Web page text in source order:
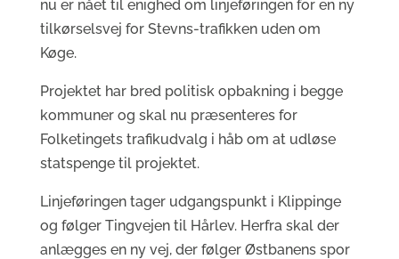
nu er nået til enighed om linjeføringen for en ny
tilkørselsvej for Stevns-trafikken uden om
Køge.
Projektet har bred politisk opbakning i begge
kommuner og skal nu præsenteres for
Folketingets trafikudvalg i håb om at udløse
statspenge til projektet.
Linjeføringen tager udgangspunkt i Klippinge
og følger Tingvejen til Hårlev. Herfra skal der
anlægges en ny vej, der følger Østbanens spor